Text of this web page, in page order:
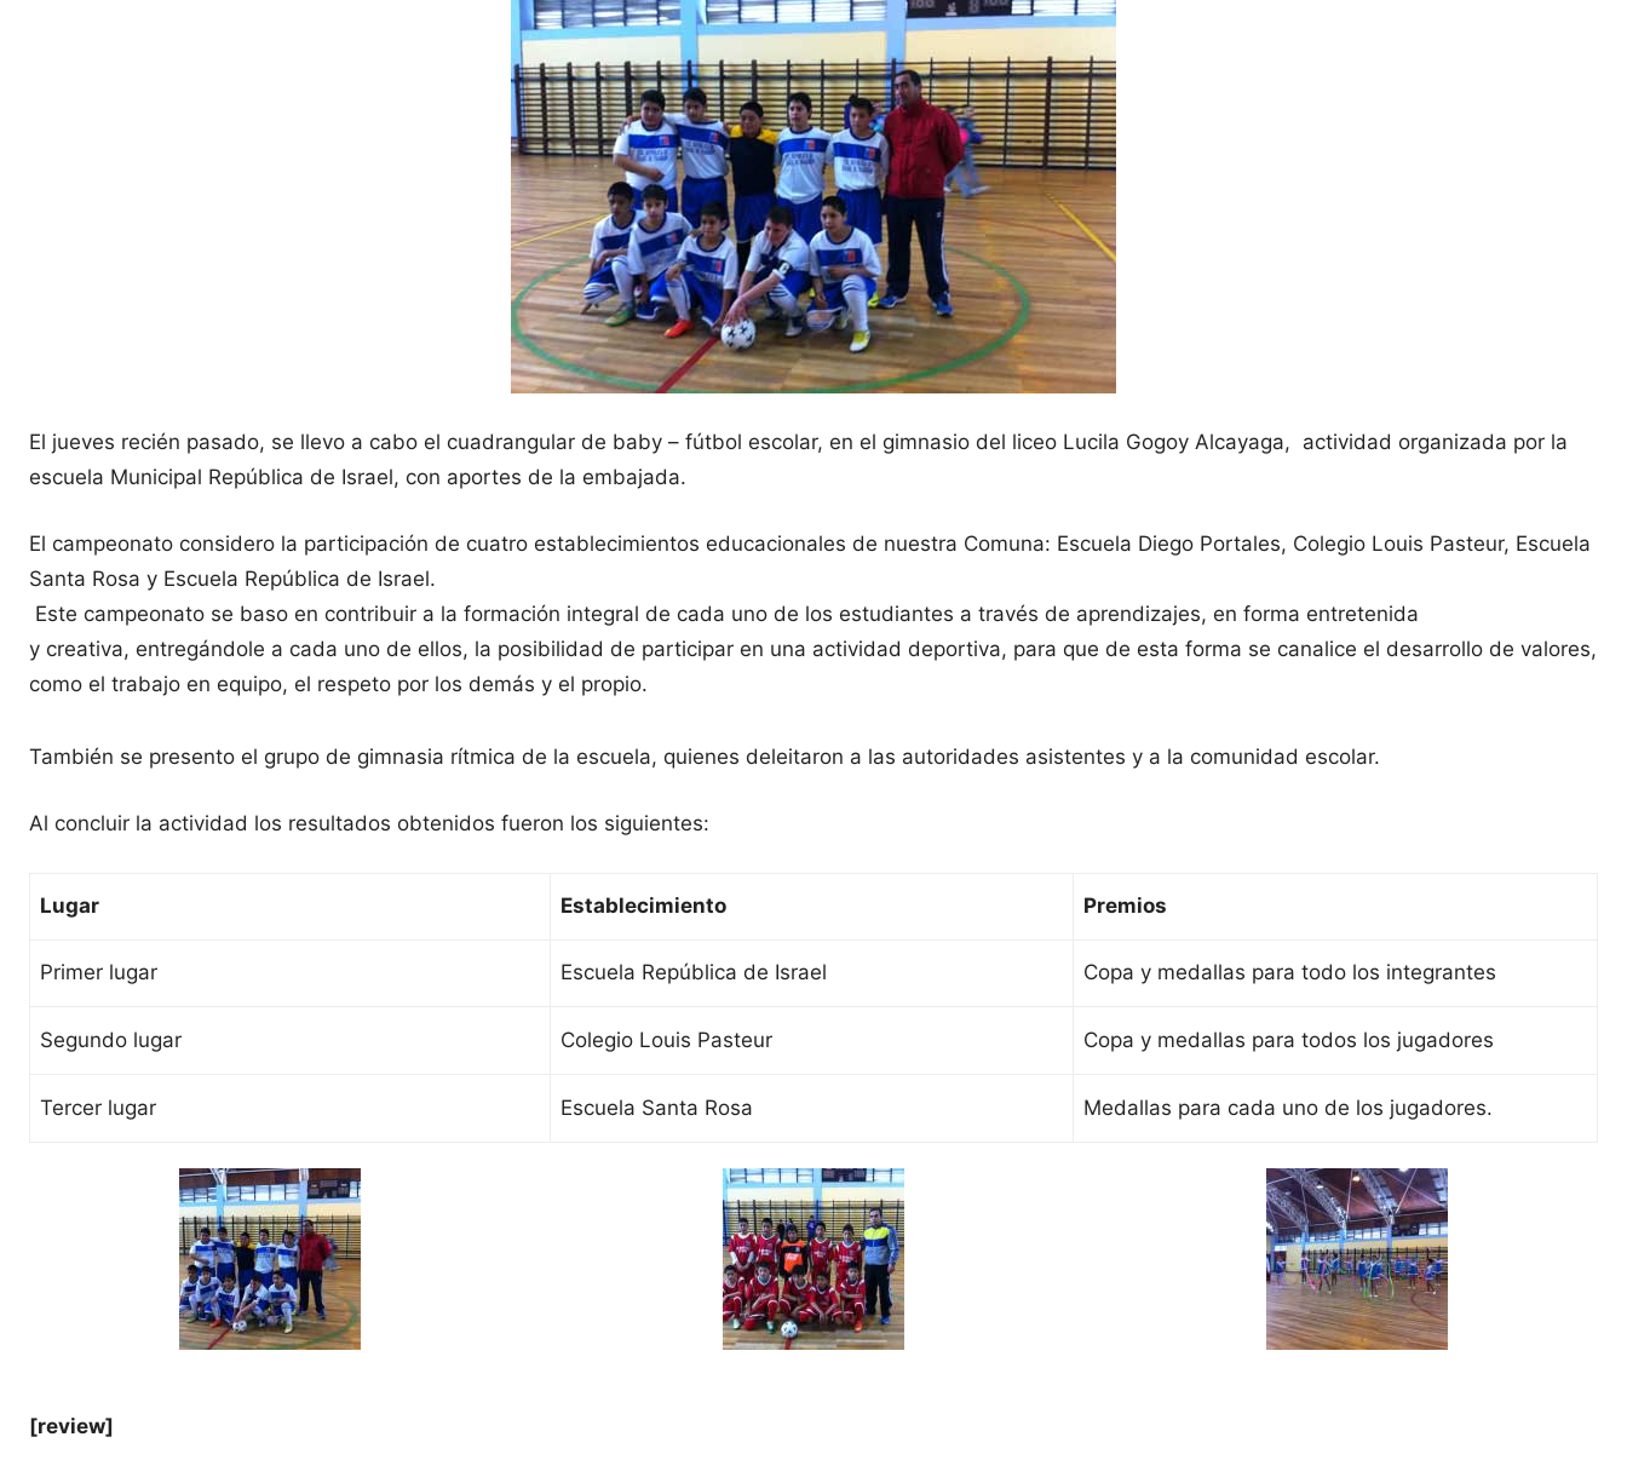
El jueves recién pasado, se llevo a cabo el cuadrangular de baby – fútbol escolar, en el gimnasio del liceo Lucila Gogoy Alcayaga, actividad organizada por la
escuela Municipal República de Israel, con aportes de la embajada.
El campeonato considero la participación de cuatro establecimientos educacionales de nuestra Comuna: Escuela Diego Portales, Colegio Louis Pasteur, Escuela
Santa Rosa y Escuela República de Israel.
Este campeonato se baso en contribuir a la formación integral de cada uno de los estudiantes a través de aprendizajes, en forma entretenida
y creativa, entregándole a cada uno de ellos, la posibilidad de participar en una actividad deportiva, para que de esta forma se canalice el desarrollo de valores,
como el trabajo en equipo, el respeto por los demás y el propio.
También se presento el grupo de gimnasia rítmica de la escuela, quienes deleitaron a las autoridades asistentes y a la comunidad escolar.
Al concluir la actividad los resultados obtenidos fueron los siguientes:
Lugar Establecimiento Premios
Primer lugar Escuela República de Israel Copa y medallas para todo los integrantes
Segundo lugar Colegio Louis Pasteur Copa y medallas para todos los jugadores
Tercer lugar Escuela Santa Rosa Medallas para cada uno de los jugadores.
[review]